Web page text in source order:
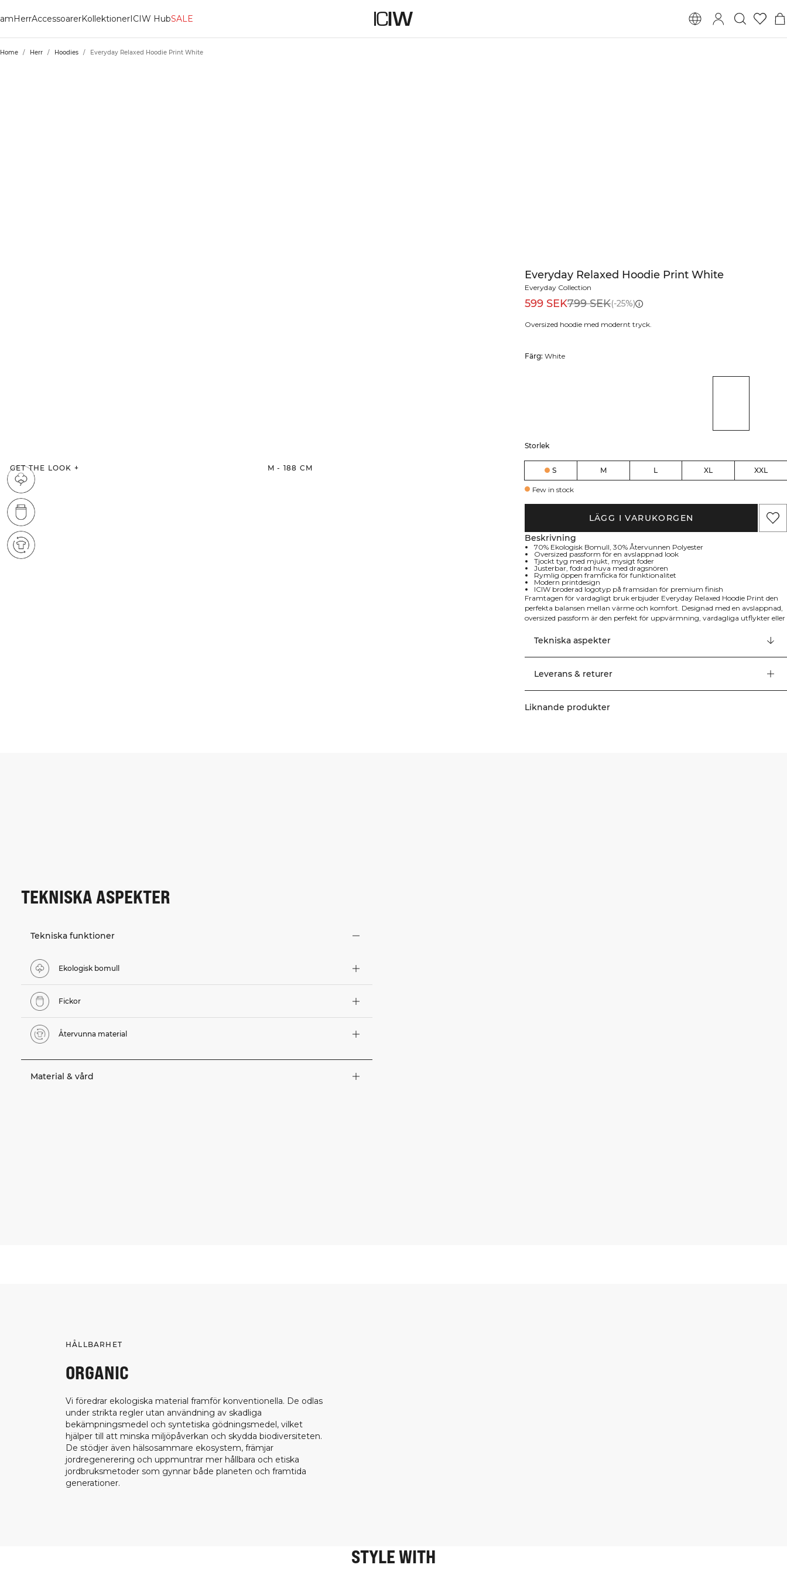
HerrAccessoarerKollektionerICIW HubSALE
Home / Herr / Hoodies / Everyday Relaxed Hoodie Print White
GET THE LOOK + M - 188 CM
Everyday Relaxed Hoodie Print White
Everyday Collection
599 SEK799 SEK(-25%)
Oversized hoodie med modernt tryck.
Färg: White
Storlek
S M L XL XXL
Few in stock
LÄGG I VARUKORGEN
Beskrivning
70% Ekologisk Bomull, 30% Återvunnen Polyester
Oversized passform för en avslappnad look
Tjockt tyg med mjukt, mysigt foder
Justerbar, fodrad huva med dragsnören
Rymlig öppen framficka för funktionalitet
Modern printdesign
ICIW broderad logotyp på framsidan för premium finish
Framtagen för vardagligt bruk erbjuder Everyday Relaxed Hoodie Print den
perfekta balansen mellan värme och komfort. Designad med en avslappnad,
oversized passform är den perfekt för uppvärmning, vardagliga utflykter eller
mysig justerbar huva med foder och en rymlig framficka för både stil och
bekvämlighet. Tillverkad av tjockt, mjukfodrat tyg ger den en
premiumkänsla, samtidigt som den pryds med ICIW:s broderade logotyp för
Tekniska aspekter
Leverans & returer
Liknande produkter
TEKNISKA ASPEKTER
Tekniska funktioner
Ekologisk bomull
Fickor
Återvunna material
Material & vård
HÅLLBARHET
ORGANIC
Vi föredrar ekologiska material framför konventionella. De odlas
under strikta regler utan användning av skadliga
bekämpningsmedel och syntetiska gödningsmedel, vilket
hjälper till att minska miljöpåverkan och skydda biodiversiteten.
De stödjer även hälsosammare ekosystem, främjar
jordregenerering och uppmuntrar mer hållbara och etiska
jordbruksmetoder som gynnar både planeten och framtida
generationer.
STYLE WITH